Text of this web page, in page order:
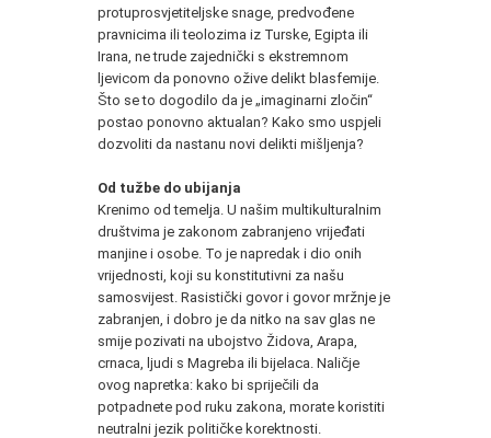
protuprosvjetiteljske snage, predvođene
pravnicima ili teolozima iz Turske, Egipta ili
Irana, ne trude zajednički s ekstremnom
ljevicom da ponovno ožive delikt blasfemije.
Što se to dogodilo da je „imaginarni zločin“
postao ponovno aktualan? Kako smo uspjeli
dozvoliti da nastanu novi delikti mišljenja?
Od tužbe do ubijanja
Krenimo od temelja. U našim multikulturalnim
društvima je zakonom zabranjeno vrijeđati
manjine i osobe. To je napredak i dio onih
vrijednosti, koji su konstitutivni za našu
samosvijest. Rasistički govor i govor mržnje je
zabranjen, i dobro je da nitko na sav glas ne
smije pozivati na ubojstvo Židova, Arapa,
crnaca, ljudi s Magreba ili bijelaca. Naličje
ovog napretka: kako bi spriječili da
potpadnete pod ruku zakona, morate koristiti
neutralni jezik političke korektnosti.